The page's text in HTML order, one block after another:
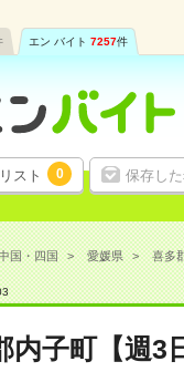
エン バイト 7257件
スト 0 保存し
国・四国 愛媛県 喜多
内子町【週3